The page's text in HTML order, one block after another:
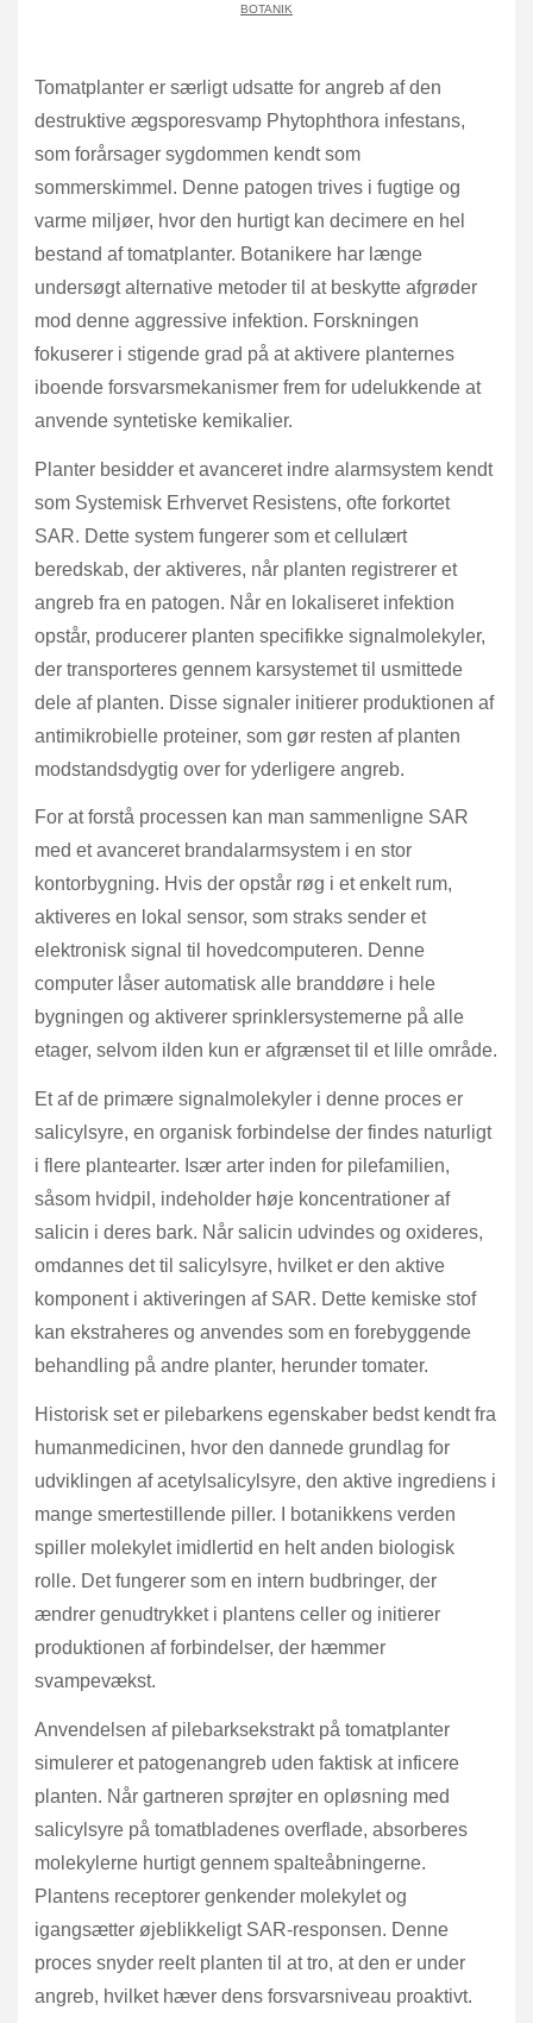
BOTANIK
Tomatplanter er særligt udsatte for angreb af den
destruktive ægsporesvamp Phytophthora infestans,
som forårsager sygdommen kendt som
sommerskimmel. Denne patogen trives i fugtige og
varme miljøer, hvor den hurtigt kan decimere en hel
bestand af tomatplanter. Botanikere har længe
undersøgt alternative metoder til at beskytte afgrøder
mod denne aggressive infektion. Forskningen
fokuserer i stigende grad på at aktivere planternes
iboende forsvarsmekanismer frem for udelukkende at
anvende syntetiske kemikalier.
Planter besidder et avanceret indre alarmsystem kendt
som Systemisk Erhvervet Resistens, ofte forkortet
SAR. Dette system fungerer som et cellulært
beredskab, der aktiveres, når planten registrerer et
angreb fra en patogen. Når en lokaliseret infektion
opstår, producerer planten specifikke signalmolekyler,
der transporteres gennem karsystemet til usmittede
dele af planten. Disse signaler initierer produktionen af
antimikrobielle proteiner, som gør resten af planten
modstandsdygtig over for yderligere angreb.
For at forstå processen kan man sammenligne SAR
med et avanceret brandalarmsystem i en stor
kontorbygning. Hvis der opstår røg i et enkelt rum,
aktiveres en lokal sensor, som straks sender et
elektronisk signal til hovedcomputeren. Denne
computer låser automatisk alle branddøre i hele
bygningen og aktiverer sprinklersystemerne på alle
etager, selvom ilden kun er afgrænset til et lille område.
Et af de primære signalmolekyler i denne proces er
salicylsyre, en organisk forbindelse der findes naturligt
i flere plantearter. Især arter inden for pilefamilien,
såsom hvidpil, indeholder høje koncentrationer af
salicin i deres bark. Når salicin udvindes og oxideres,
omdannes det til salicylsyre, hvilket er den aktive
komponent i aktiveringen af SAR. Dette kemiske stof
kan ekstraheres og anvendes som en forebyggende
behandling på andre planter, herunder tomater.
Historisk set er pilebarkens egenskaber bedst kendt fra
humanmedicinen, hvor den dannede grundlag for
udviklingen af acetylsalicylsyre, den aktive ingrediens i
mange smertestillende piller. I botanikkens verden
spiller molekylet imidlertid en helt anden biologisk
rolle. Det fungerer som en intern budbringer, der
ændrer genudtrykket i plantens celler og initierer
produktionen af forbindelser, der hæmmer
svampevækst.
Anvendelsen af pilebarksekstrakt på tomatplanter
simulerer et patogenangreb uden faktisk at inficere
planten. Når gartneren sprøjter en opløsning med
salicylsyre på tomatbladenes overflade, absorberes
molekylerne hurtigt gennem spalteåbningerne.
Plantens receptorer genkender molekylet og
igangsætter øjeblikkeligt SAR-responsen. Denne
proces snyder reelt planten til at tro, at den er under
angreb, hvilket hæver dens forsvarsniveau proaktivt.